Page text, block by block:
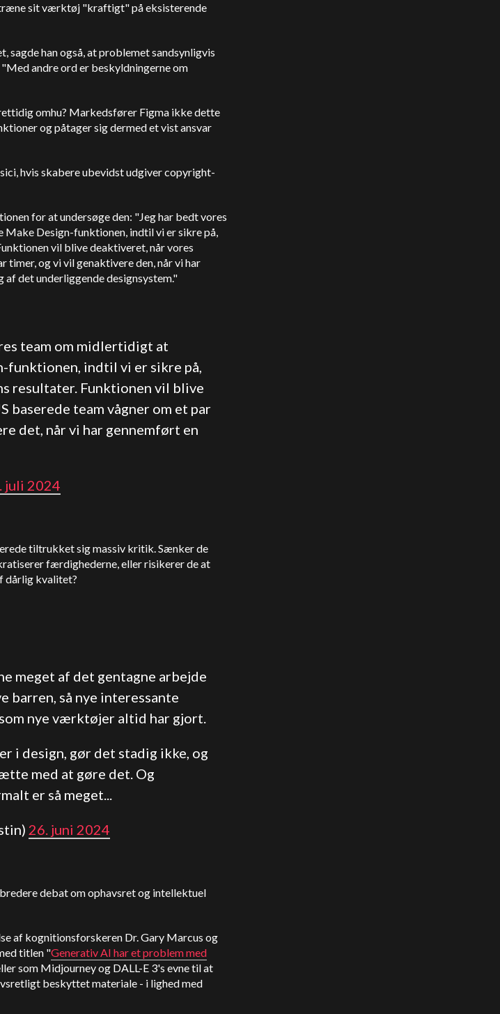
sit værktøj "kraftigt" på eksisterende
sagde han også, at problemet sandsynligvis
andre ord er beskyldningerne om
omhu? Markedsfører Figma ikke dette
og påtager sig dermed et vist ansvar
hvis skabere ubevidst udgiver copyright-
for at undersøge den: "Jeg har bedt vores
Design-funktionen, indtil vi er sikre på,
vil blive deaktiveret, når vores
timer, og vi vil genaktivere den, når vi har
det underliggende designsystem."
team om midlertidigt at
funktionen, indtil vi er sikre på,
resultater. Funktionen vil blive
baserede team vågner om et par
det, når vi har gennemført en
juli 2024
tiltrukket sig massiv kritik. Sænker de
færdighederne, eller risikerer de at
dårlig kvalitet?
meget af det gentagne arbejde
barren, så nye interessante
nye værktøjer altid har gjort.
i design, gør det stadig ikke, og
med at gøre det. Og
er så meget...
26. juni 2024
debat om ophavsret og intellektuel
af kognitionsforskeren Dr. Gary Marcus og
titlen "Generativ AI har et problem med
som Midjourney og DALL-E 3's evne til at
beskyttet materiale - i lighed med